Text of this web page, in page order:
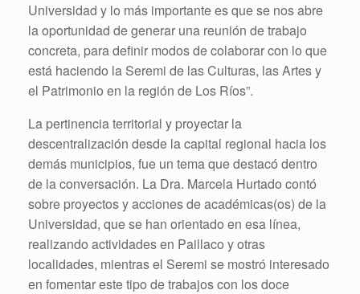
Universidad y lo más importante es que se nos abre
la oportunidad de generar una reunión de trabajo
concreta, para definir modos de colaborar con lo que
está haciendo la Seremi de las Culturas, las Artes y
el Patrimonio en la región de Los Ríos”.
La pertinencia territorial y proyectar la
descentralización desde la capital regional hacia los
demás municipios, fue un tema que destacó dentro
de la conversación. La Dra. Marcela Hurtado contó
sobre proyectos y acciones de académicas(os) de la
Universidad, que se han orientado en esa línea,
realizando actividades en Paillaco y otras
localidades, mientras el Seremi se mostró interesado
en fomentar este tipo de trabajos con los doce